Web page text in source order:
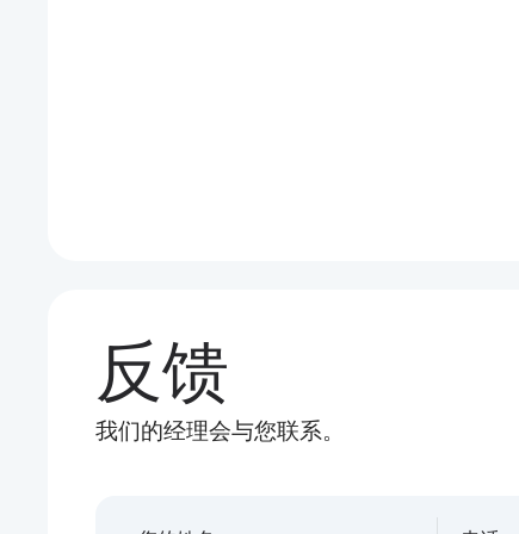
反馈
我们的经理会与您联系。